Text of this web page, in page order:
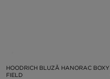
HOODRICH BLUZĂ HANORAC BOXY
FIELD